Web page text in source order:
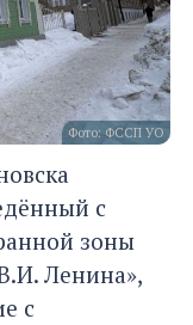
Фото: ФССП УО
с
зоны
Ленина»,
с